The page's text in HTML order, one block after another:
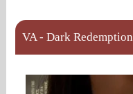
VA - Dark